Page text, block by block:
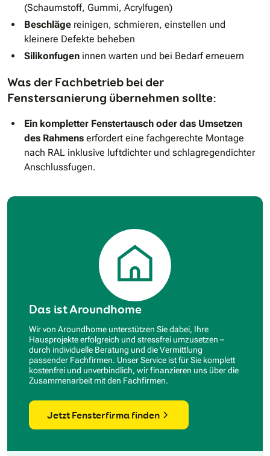
(Schaumstoff, Gummi, Acrylfugen)
Beschläge reinigen, schmieren, einstellen und
kleinere Defekte beheben
Silikonfugen innen warten und bei Bedarf erneuern
Was der Fachbetrieb bei der
Fenstersanierung übernehmen sollte:
Ein kompletter Fenstertausch oder das Umsetzen
des Rahmens erfordert eine fachgerechte Montage
nach RAL inklusive luftdichter und schlagregendichter
Anschlussfugen.
Das ist Aroundhome
Wir von Aroundhome unterstützen Sie dabei, Ihre
Hausprojekte erfolgreich und stressfrei umzusetzen –
durch individuelle Beratung und die Vermittlung
passender Fachfirmen. Unser Service ist für Sie komplett
kostenfrei und unverbindlich, wir finanzieren uns über die
Zusammenarbeit mit den Fachfirmen.
Jetzt Fensterfirma finden